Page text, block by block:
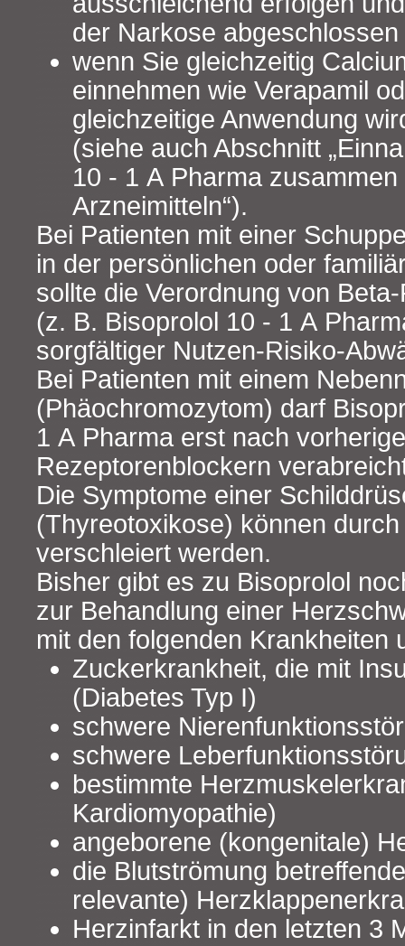
der Narkose abgeschlossen
wenn Sie gleichzeitig
einnehmen wie Verapamil
gleichzeitige Anwendung
(siehe auch Abschnitt
10 - 1 A Pharma
Arzneimitteln“).
Bei Patienten mit einer
in der persönlichen oder
sollte die Verordnung von
(z. B. Bisoprolol 10 - 1 A
sorgfältiger Nutzen-Risiko-
Bei Patienten mit einem
(Phäochromozytom) darf
1 A Pharma erst nach
Rezeptorenblockern
Die Symptome einer
(Thyreotoxikose) können
verschleiert werden.
Bisher gibt es zu Bisoprolol
zur Behandlung einer
mit den folgenden Krankheiten
Zuckerkrankheit, die mit
(Diabetes Typ I)
schwere
schwere
bestimmte
Kardiomyopathie)
angeborene (kongenitale)
die Blutströmung
relevante)
Herzinfarkt in den letzten 3